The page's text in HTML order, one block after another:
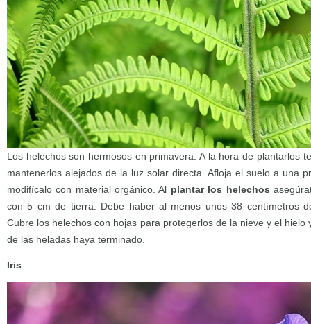
Los helechos son hermosos en primavera. A la hora de plantarlos
mantenerlos alejados de la luz solar directa. Afloja el suelo a una
modifícalo con material orgánico. Al plantar los helechos
con 5 cm de tierra. Debe haber al menos unos 38 centímetros
Cubre los helechos con hojas para protegerlos de la nieve y el hielo
de las heladas haya terminado.
Iris